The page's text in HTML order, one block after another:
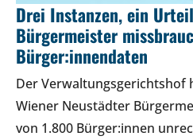
Drei Instanzen, ein
Bürgermeister
Bürger:innendaten
Der Verwaltungsgerichtshof
Wiener Neustädter
von 1.800 Bürger:innen